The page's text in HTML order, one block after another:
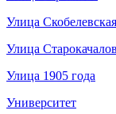
Улица Скобелевская
Улица
Улица 1905 года
Университет